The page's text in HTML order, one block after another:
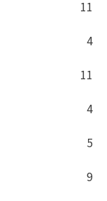
11
4
11
4
5
9